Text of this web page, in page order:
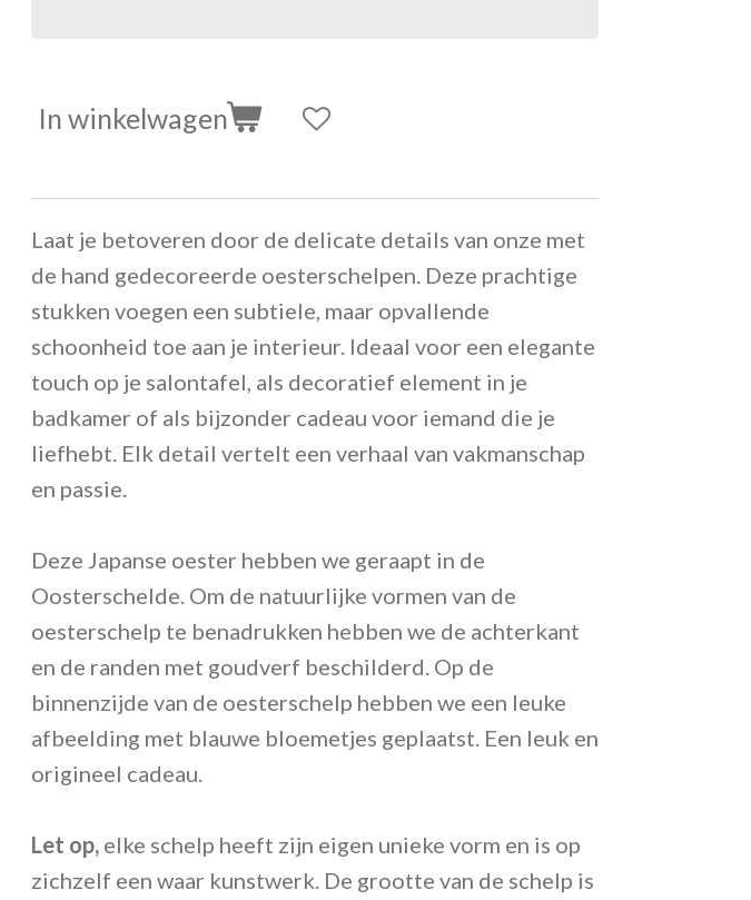
In winkelwagen
Laat je betoveren door de delicate details van onze met
de hand gedecoreerde oesterschelpen. Deze prachtige
stukken voegen een subtiele, maar opvallende
schoonheid toe aan je interieur. Ideaal voor een elegante
touch op je salontafel, als decoratief element in je
badkamer of als bijzonder cadeau voor iemand die je
liefhebt. Elk detail vertelt een verhaal van vakmanschap
en passie.
Deze Japanse oester hebben we geraapt in de
Oosterschelde. Om de natuurlijke vormen van de
oesterschelp te benadrukken hebben we de achterkant
en de randen met goudverf beschilderd. Op de
binnenzijde van de oesterschelp hebben we een leuke
afbeelding met blauwe bloemetjes geplaatst. Een leuk en
origineel cadeau.
Let op, elke schelp heeft zijn eigen unieke vorm en is op
zichzelf een waar kunstwerk. De grootte van de schelp is